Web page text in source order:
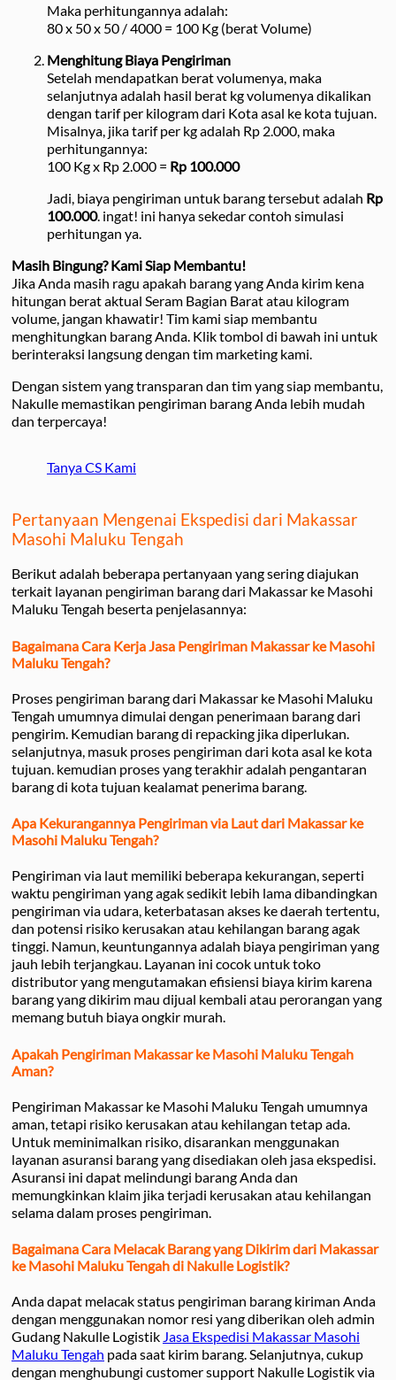
Maka perhitungannya adalah:
80 x 50 x 50 / 4000 = 100 Kg (berat Volume)
Menghitung Biaya Pengiriman
Setelah mendapatkan berat volumenya, maka
selanjutnya adalah hasil berat kg volumenya dikalikan
dengan tarif per kilogram dari Kota asal ke kota tujuan.
Misalnya, jika tarif per kg adalah Rp 2.000, maka
perhitungannya:
100 Kg x Rp 2.000 = Rp 100.000
Jadi, biaya pengiriman untuk barang tersebut adalah Rp
100.000. ingat! ini hanya sekedar contoh simulasi
perhitungan ya.
Masih Bingung? Kami Siap Membantu!
Jika Anda masih ragu apakah barang yang Anda kirim kena
hitungan berat aktual Seram Bagian Barat atau kilogram
volume, jangan khawatir! Tim kami siap membantu
menghitungkan barang Anda. Klik tombol di bawah ini untuk
berinteraksi langsung dengan tim marketing kami.
Dengan sistem yang transparan dan tim yang siap membantu,
Nakulle memastikan pengiriman barang Anda lebih mudah
dan terpercaya!
Tanya CS Kami
Pertanyaan Mengenai Ekspedisi dari Makassar
Masohi Maluku Tengah
Berikut adalah beberapa pertanyaan yang sering diajukan
terkait layanan pengiriman barang dari Makassar ke Masohi
Maluku Tengah beserta penjelasannya:
Bagaimana Cara Kerja Jasa Pengiriman Makassar ke Masohi
Maluku Tengah?
Proses pengiriman barang dari Makassar ke Masohi Maluku
Tengah umumnya dimulai dengan penerimaan barang dari
pengirim. Kemudian barang di repacking jika diperlukan.
selanjutnya, masuk proses pengiriman dari kota asal ke kota
tujuan. kemudian proses yang terakhir adalah pengantaran
barang di kota tujuan kealamat penerima barang.
Apa Kekurangannya Pengiriman via Laut dari Makassar ke
Masohi Maluku Tengah?
Pengiriman via laut memiliki beberapa kekurangan, seperti
waktu pengiriman yang agak sedikit lebih lama dibandingkan
pengiriman via udara, keterbatasan akses ke daerah tertentu,
dan potensi risiko kerusakan atau kehilangan barang agak
tinggi. Namun, keuntungannya adalah biaya pengiriman yang
jauh lebih terjangkau. Layanan ini cocok untuk toko
distributor yang mengutamakan efisiensi biaya kirim karena
barang yang dikirim mau dijual kembali atau perorangan yang
memang butuh biaya ongkir murah.
Apakah Pengiriman Makassar ke Masohi Maluku Tengah
Aman?
Pengiriman Makassar ke Masohi Maluku Tengah umumnya
aman, tetapi risiko kerusakan atau kehilangan tetap ada.
Untuk meminimalkan risiko, disarankan menggunakan
layanan asuransi barang yang disediakan oleh jasa ekspedisi.
Asuransi ini dapat melindungi barang Anda dan
memungkinkan klaim jika terjadi kerusakan atau kehilangan
selama dalam proses pengiriman.
Bagaimana Cara Melacak Barang yang Dikirim dari Makassar
ke Masohi Maluku Tengah di Nakulle Logistik?
Anda dapat melacak status pengiriman barang kiriman Anda
dengan menggunakan nomor resi yang diberikan oleh admin
Gudang Nakulle Logistik Jasa Ekspedisi Makassar Masohi
Maluku Tengah pada saat kirim barang. Selanjutnya, cukup
dengan menghubungi customer support Nakulle Logistik via